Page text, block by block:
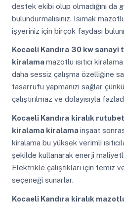
destek ekibi olup olmadığını da
bulundurmalısınız. Isımak
işyeriniz için birçok faydası
Kocaeli Kandıra 30 kw sanayi
kiralamamazotlu ısıtıcı
daha sessiz çalışma özelliğine
tasarrufu yapmanızı sağlar
çalıştırılmaz ve dolayısıyla
Kocaeli Kandıra kiralık
kiralama kiralamainşaat
kiralama bu yüksek verimli
şekilde kullanarak enerji
Elektrikle çalıştıkları için temiz
seçeneği sunarlar.
Kocaeli Kandıra kiralık